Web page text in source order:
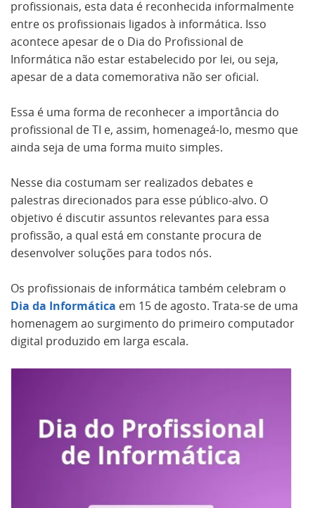
profissionais, esta data é reconhecida informalmente
entre os profissionais ligados à informática. Isso
acontece apesar de o Dia do Profissional de
Informática não estar estabelecido por lei, ou seja,
apesar de a data comemorativa não ser oficial.
Essa é uma forma de reconhecer a importância do
profissional de TI e, assim, homenageá-lo, mesmo que
ainda seja de uma forma muito simples.
Nesse dia costumam ser realizados debates e
palestras direcionados para esse público-alvo. O
objetivo é discutir assuntos relevantes para essa
profissão, a qual está em constante procura de
desenvolver soluções para todos nós.
Os profissionais de informática também celebram o
Dia da Informática em 15 de agosto. Trata-se de uma
homenagem ao surgimento do primeiro computador
digital produzido em larga escala.